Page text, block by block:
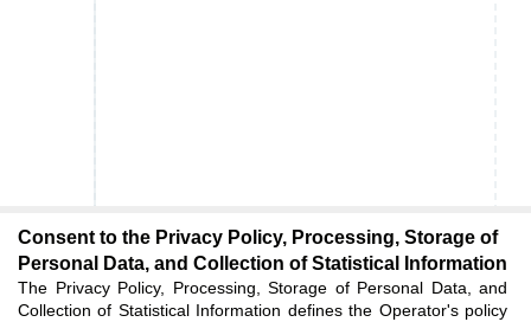
Consent to the Privacy Policy, Processing, Storage of
Personal Data, and Collection of Statistical Information
The Privacy Policy, Processing, Storage of Personal Data, and
Collection of Statistical Information defines the Operator's policy